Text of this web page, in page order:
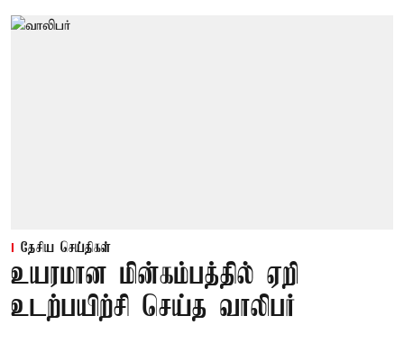
தேசிய செய்திகள்
உயரமான மின்கம்பத்தில் ஏறி
உடற்பயிற்சி செய்த வாலிபர்